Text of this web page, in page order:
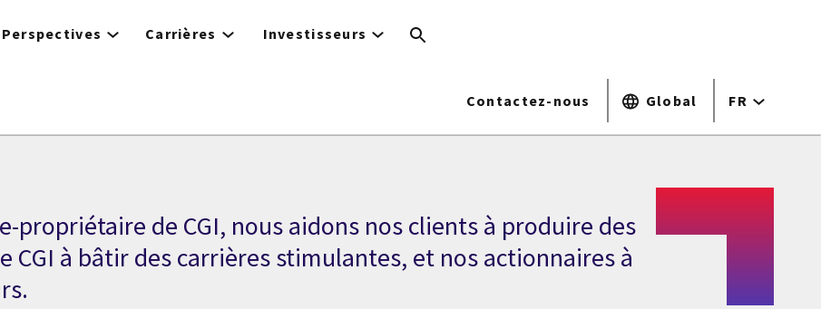
Perspectives Carrières Investisseurs
Contactez-nous Global FR
propriétaire de CGI, nous aidons nos clients à produire des
CGI à bâtir des carrières stimulantes, et nos actionnaires à